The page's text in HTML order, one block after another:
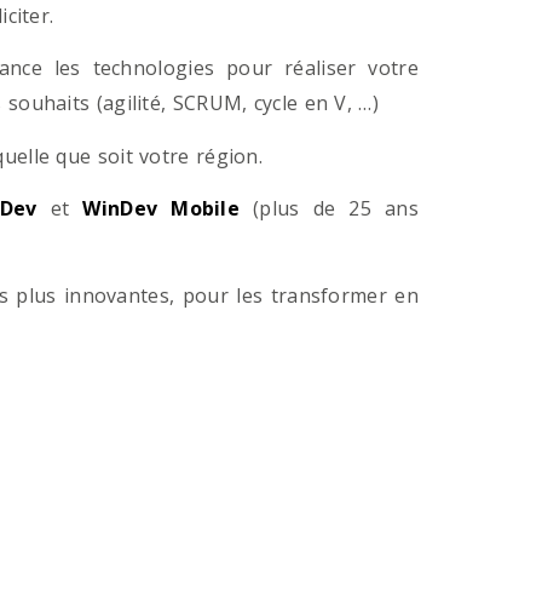
les technologies pour réaliser votre
(agilité, SCRUM, cycle en V, …)
que soit votre région.
et WinDev Mobile (plus de 25 ans
plus innovantes, pour les transformer en